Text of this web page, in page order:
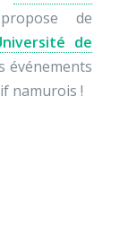
de
de
événements
namurois !